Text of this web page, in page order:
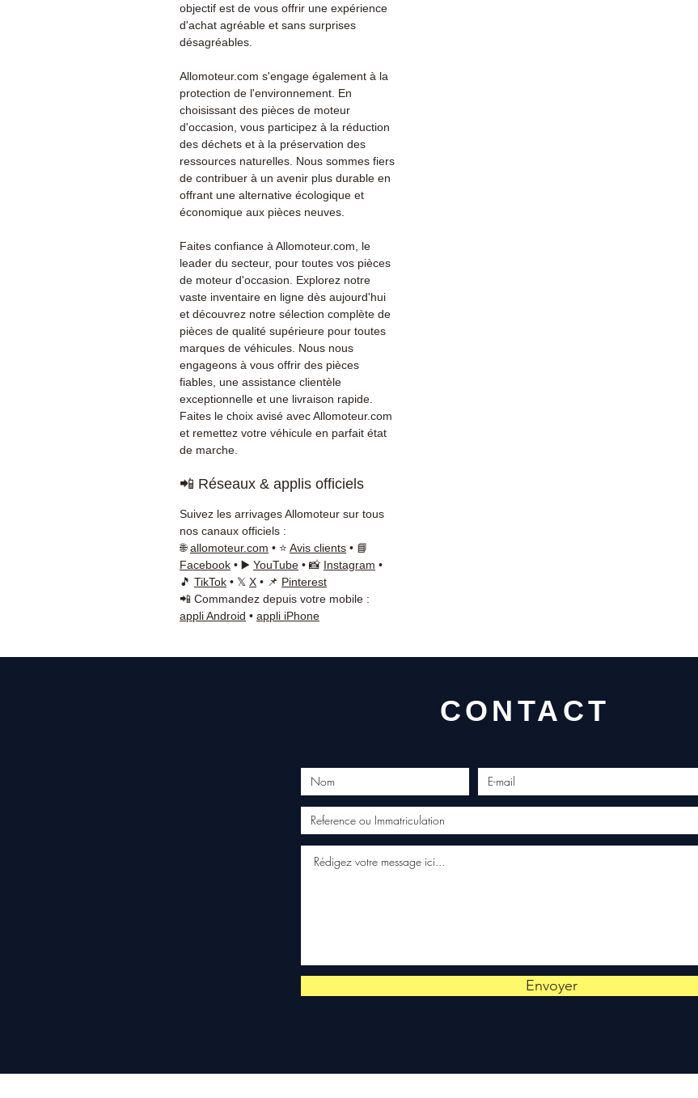
objectif est de vous offrir une expérience
d'achat agréable et sans surprises
désagréables.
Allomoteur.com s'engage également à la
protection de l'environnement. En
choisissant des pièces de moteur
d'occasion, vous participez à la réduction
des déchets et à la préservation des
ressources naturelles. Nous sommes fiers
de contribuer à un avenir plus durable en
offrant une alternative écologique et
économique aux pièces neuves.
Faites confiance à Allomoteur.com, le
leader du secteur, pour toutes vos pièces
de moteur d'occasion. Explorez notre
vaste inventaire en ligne dès aujourd'hui
et découvrez notre sélection complète de
pièces de qualité supérieure pour toutes
marques de véhicules. Nous nous
engageons à vous offrir des pièces
fiables, une assistance clientèle
exceptionnelle et une livraison rapide.
Faites le choix avisé avec Allomoteur.com
et remettez votre véhicule en parfait état
de marche.
📲 Réseaux & applis officiels
Suivez les arrivages Allomoteur sur tous
nos canaux officiels :
🌐allomoteur.com • ⭐ Avis clients • 📘
Facebook • ▶️ YouTube • 📸 Instagram •
🎵 TikTok • 𝕏 X • 📌 Pinterest
📲 Commandez depuis votre mobile :
appli Android • appli iPhone
CONTACT
Envoyer